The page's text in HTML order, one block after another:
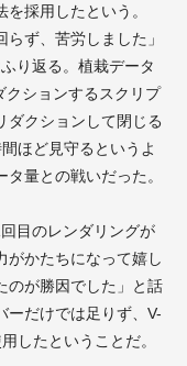
採用したという。
ず、苦労しました」
り返る。植栽データ
クションするスクリプ
ダクションして閉じる
ほど見守るというよ
量との戦いだった。
目のレンダリングが
がかたちになって嬉し
のが勝因でした」と話
ーだけでは足りず、V-
したということだ。